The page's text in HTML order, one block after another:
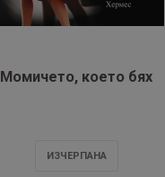
Момичето, което бях
ИЗЧЕРПАНA